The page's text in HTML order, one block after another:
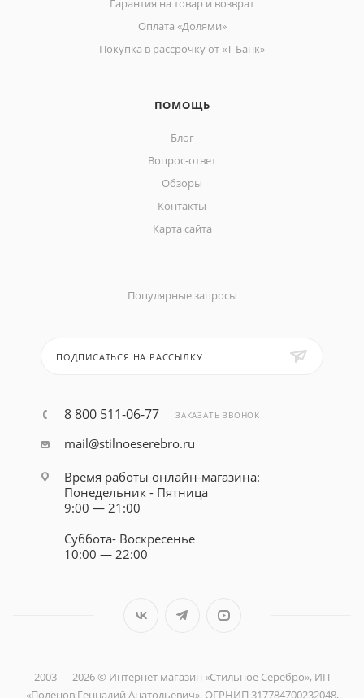
Гарантия на товар и возврат
Оплата «Долями»
Покупка в рассрочку от «Т-Банк»
ПОМОЩЬ
Блог
Вопрос-ответ
Обзоры
Контакты
Карта сайта
Популярные запросы
ПОДПИСАТЬСЯ НА РАССЫЛКУ
8 800 511-06-77 ЗАКАЗАТЬ ЗВОНОК
mail@stilnoeserebro.ru
Время работы онлайн-магазина:
Понедельник - Пятница
9:00 — 21:00
Суббота- Воскресенье
10:00 — 22:00
2003 — 2026 © Интернет магазин «Стильное Серебро», ИП
«Поленов Геннадий Анатольевич», ОГРНИП 317784700232048,